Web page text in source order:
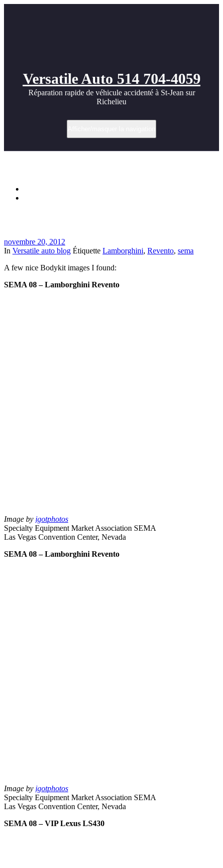
Versatile Auto 514 704-4059
Réparation rapide de véhicule accidenté à St-Jean sur
Richelieu
novembre 20, 2012
In Versatile auto blog Étiquette Lamborghini, Revento, sema
A few nice Bodykit images I found:
SEMA 08 – Lamborghini Revento
Image by igotphotos
Specialty Equipment Market Association SEMA
Las Vegas Convention Center, Nevada
SEMA 08 – Lamborghini Revento
Image by igotphotos
Specialty Equipment Market Association SEMA
Las Vegas Convention Center, Nevada
SEMA 08 – VIP Lexus LS430